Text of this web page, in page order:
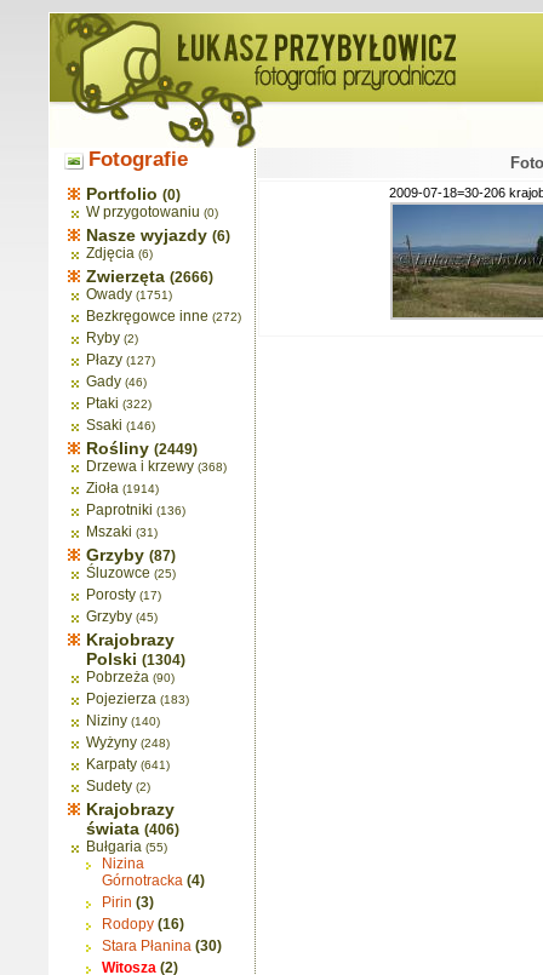
Fotografie
Portfolio (0)
W przygotowaniu (0)
Nasze wyjazdy (6)
Zdjęcia (6)
Zwierzęta (2666)
Owady (1751)
Bezkręgowce inne (272)
Ryby (2)
Płazy (127)
Gady (46)
Ptaki (322)
Ssaki (146)
Rośliny (2449)
Drzewa i krzewy (368)
Zioła (1914)
Paprotniki (136)
Mszaki (31)
Grzyby (87)
Śluzowce (25)
Porosty (17)
Grzyby (45)
Krajobrazy
Polski (1304)
Pobrzeża (90)
Pojezierza (183)
Niziny (140)
Wyżyny (248)
Karpaty (641)
Sudety (2)
Krajobrazy
świata (406)
Bułgaria (55)
Nizina
Górnotracka (4)
Pirin (3)
Rodopy (16)
Stara Płanina (30)
Witosza (2)
2009-07-18=30-206